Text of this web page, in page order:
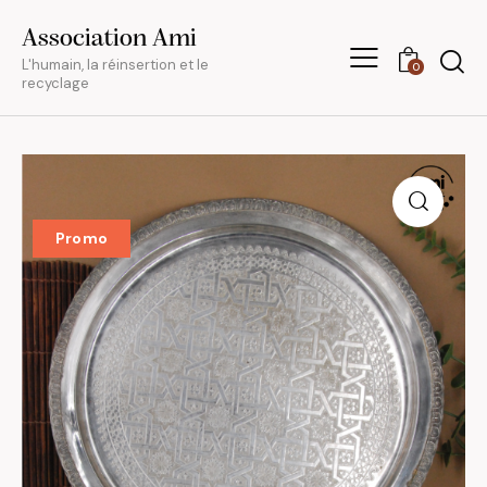
Association Ami
L'humain, la réinsertion et le
recyclage
0
Promo